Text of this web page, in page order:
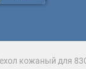
кожаный для